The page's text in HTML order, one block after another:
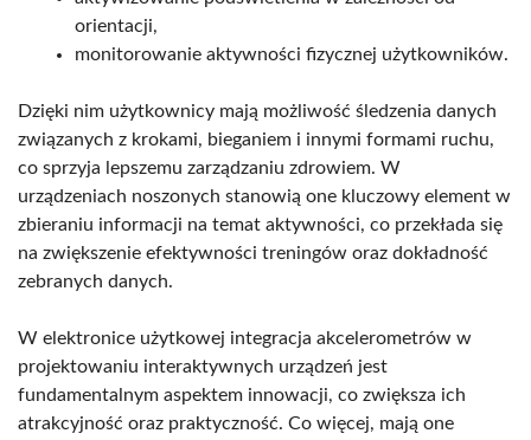
orientacji,
monitorowanie aktywności fizycznej użytkowników.
Dzięki nim użytkownicy mają możliwość śledzenia danych
związanych z krokami, bieganiem i innymi formami ruchu,
co sprzyja lepszemu zarządzaniu zdrowiem. W
urządzeniach noszonych stanowią one kluczowy element w
zbieraniu informacji na temat aktywności, co przekłada się
na zwiększenie efektywności treningów oraz dokładność
zebranych danych.
W elektronice użytkowej integracja akcelerometrów w
projektowaniu interaktywnych urządzeń jest
fundamentalnym aspektem innowacji, co zwiększa ich
atrakcyjność oraz praktyczność. Co więcej, mają one